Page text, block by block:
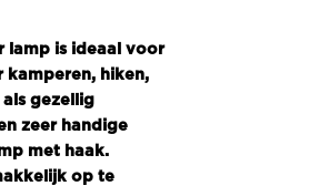
lamp is ideaal voor
kamperen, hiken,
gezellig
zeer handige
met haak.
op te